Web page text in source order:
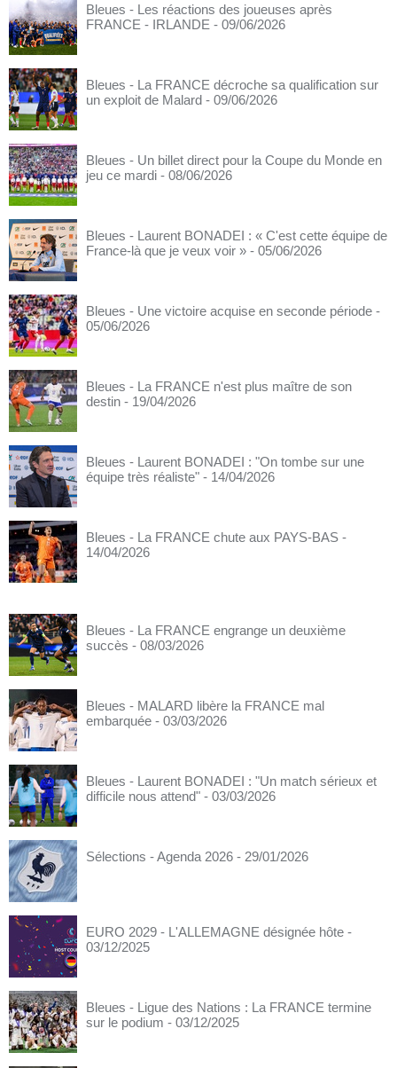
Bleues - Les réactions des joueuses après
FRANCE - IRLANDE - 09/06/2026
Bleues - La FRANCE décroche sa qualification sur
un exploit de Malard - 09/06/2026
Bleues - Un billet direct pour la Coupe du Monde en
jeu ce mardi - 08/06/2026
Bleues - Laurent BONADEI : « C'est cette équipe de
France-là que je veux voir » - 05/06/2026
Bleues - Une victoire acquise en seconde période -
05/06/2026
Bleues - La FRANCE n'est plus maître de son
destin - 19/04/2026
Bleues - Laurent BONADEI : "On tombe sur une
équipe très réaliste" - 14/04/2026
Bleues - La FRANCE chute aux PAYS-BAS -
14/04/2026
Bleues - La FRANCE engrange un deuxième
succès - 08/03/2026
Bleues - MALARD libère la FRANCE mal
embarquée - 03/03/2026
Bleues - Laurent BONADEI : "Un match sérieux et
difficile nous attend" - 03/03/2026
Sélections - Agenda 2026 - 29/01/2026
EURO 2029 - L'ALLEMAGNE désignée hôte -
03/12/2025
Bleues - Ligue des Nations : La FRANCE termine
sur le podium - 03/12/2025